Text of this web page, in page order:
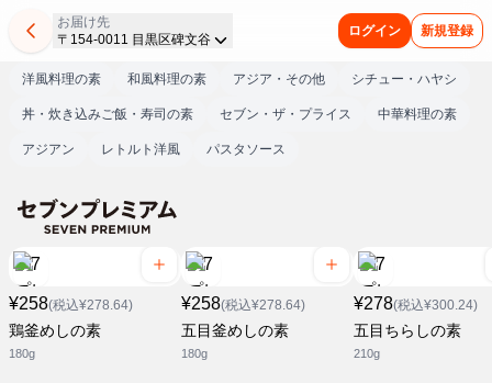
お届け先
〒154-0011 目黒区碑文谷
ログイン 新規登録
洋風料理の素 和風料理の素 アジア・その他 シチュー・ハヤシ
丼・炊き込みご飯・寿司の素 セブン・ザ・プライス 中華料理の素
アジアン レトルト洋風 パスタソース
¥258(税込¥278.64)
鶏釜めしの素
180g
¥258(税込¥278.64)
五目釜めしの素
180g
¥278(税込¥300.24)
五目ちらしの素
210g